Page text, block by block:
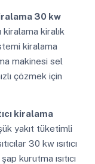
30 kw
kiralama kiralık
kiralama
makinesi sel
çözmek için
kiralama
yakıt tüketimli
30 kw ısıtıcı
kurutma ısıtıcı